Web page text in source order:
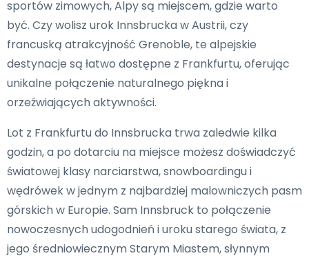
sportów zimowych, Alpy są miejscem, gdzie warto
być. Czy wolisz urok Innsbrucka w Austrii, czy
francuską atrakcyjność Grenoble, te alpejskie
destynacje są łatwo dostępne z Frankfurtu, oferując
unikalne połączenie naturalnego piękna i
orzeźwiających aktywności.
Lot z Frankfurtu do Innsbrucka trwa zaledwie kilka
godzin, a po dotarciu na miejsce możesz doświadczyć
światowej klasy narciarstwa, snowboardingu i
wędrówek w jednym z najbardziej malowniczych pasm
górskich w Europie. Sam Innsbruck to połączenie
nowoczesnych udogodnień i uroku starego świata, z
jego średniowiecznym Starym Miastem, słynnym